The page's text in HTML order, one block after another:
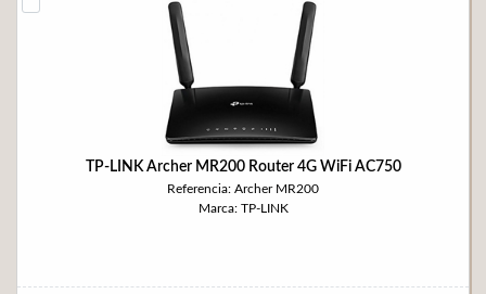
TP-LINK Archer MR200 Router 4G WiFi AC750
Referencia: Archer MR200
Marca: TP-LINK